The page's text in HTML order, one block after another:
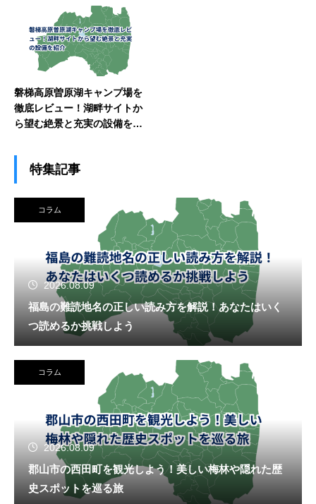
磐梯高原曽原湖キャンプ場を
徹底レビュー！湖畔サイトか
ら望む絶景と充実の設備を紹
特集記事
コラム
2026.08.09
福島の難読地名の正しい読み方を解説！あなたはいく
つ読めるか挑戦しよう
コラム
2026.08.09
郡山市の西田町を観光しよう！美しい梅林や隠れた歴
史スポットを巡る旅